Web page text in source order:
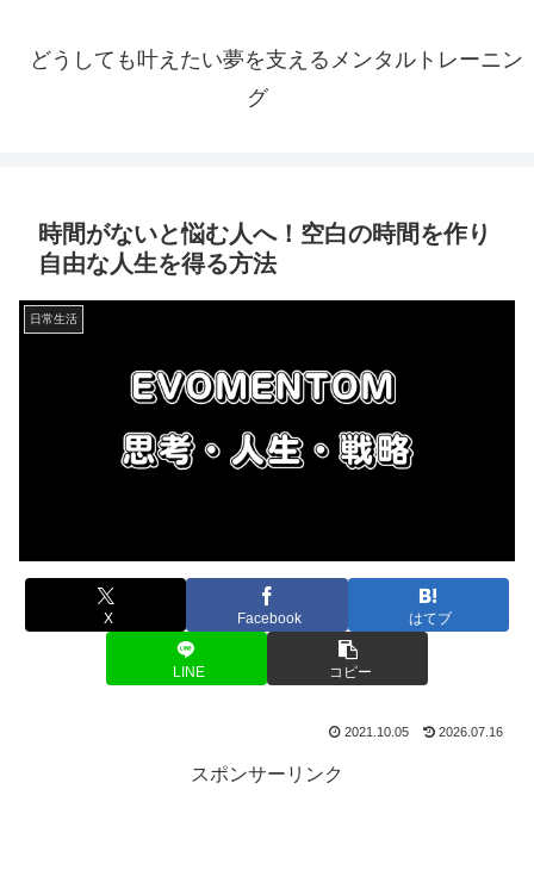
どうしても叶えたい夢を支えるメンタルトレーニン
グ
時間がないと悩む人へ！空白の時間を作り
自由な人生を得る方法
日常生活
X Facebook はてブ
LINE コピー
2021.10.05 2026.07.16
スポンサーリンク